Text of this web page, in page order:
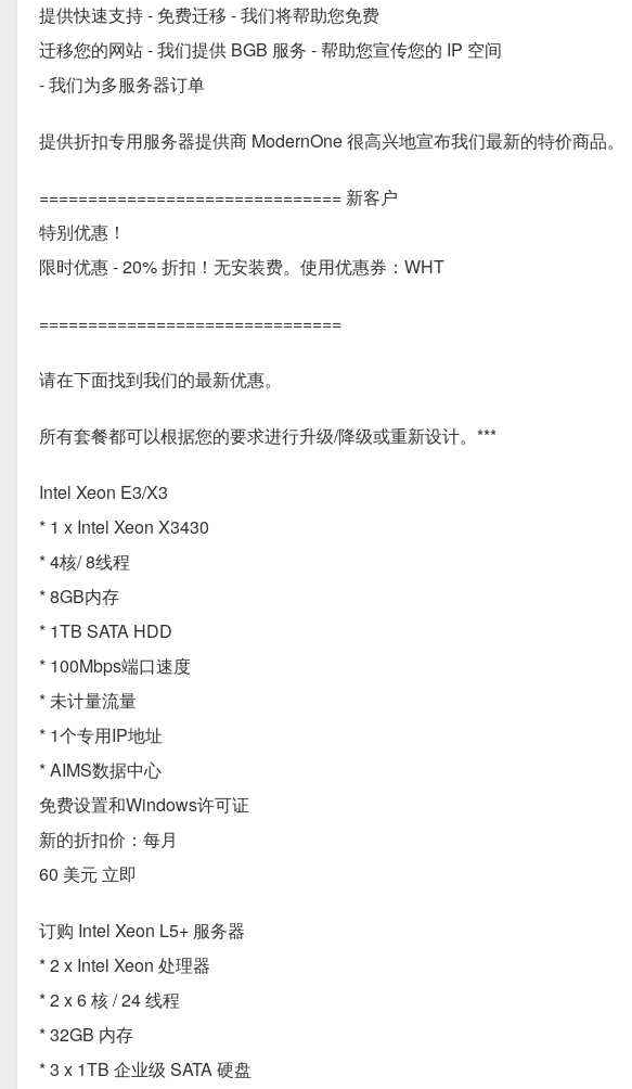
提供快速支持 - 免费迁移 - 我们将帮助您免费
迁移您的网站 - 我们提供 BGB 服务 - 帮助您宣传您的 IP 空间
- 我们为多服务器订单
提供折扣专用服务器提供商 ModernOne 很高兴地宣布我们最新的特价商品。
=============================== 新客户
特别优惠！
限时优惠 - 20% 折扣！无安装费。使用优惠券：WHT
===============================
请在下面找到我们的最新优惠。
所有套餐都可以根据您的要求进行升级/降级或重新设计。***
Intel Xeon E3/X3
* 1 x Intel Xeon X3430
* 4核/ 8线程
* 8GB内存
* 1TB SATA HDD
* 100Mbps端口速度
* 未计量流量
* 1个专用IP地址
* AIMS数据中心
免费设置和Windows许可证
新的折扣价：每月
60 美元 立即
订购 Intel Xeon L5+ 服务器
* 2 x Intel Xeon 处理器
* 2 x 6 核 / 24 线程
* 32GB 内存
* 3 x 1TB 企业级 SATA 硬盘